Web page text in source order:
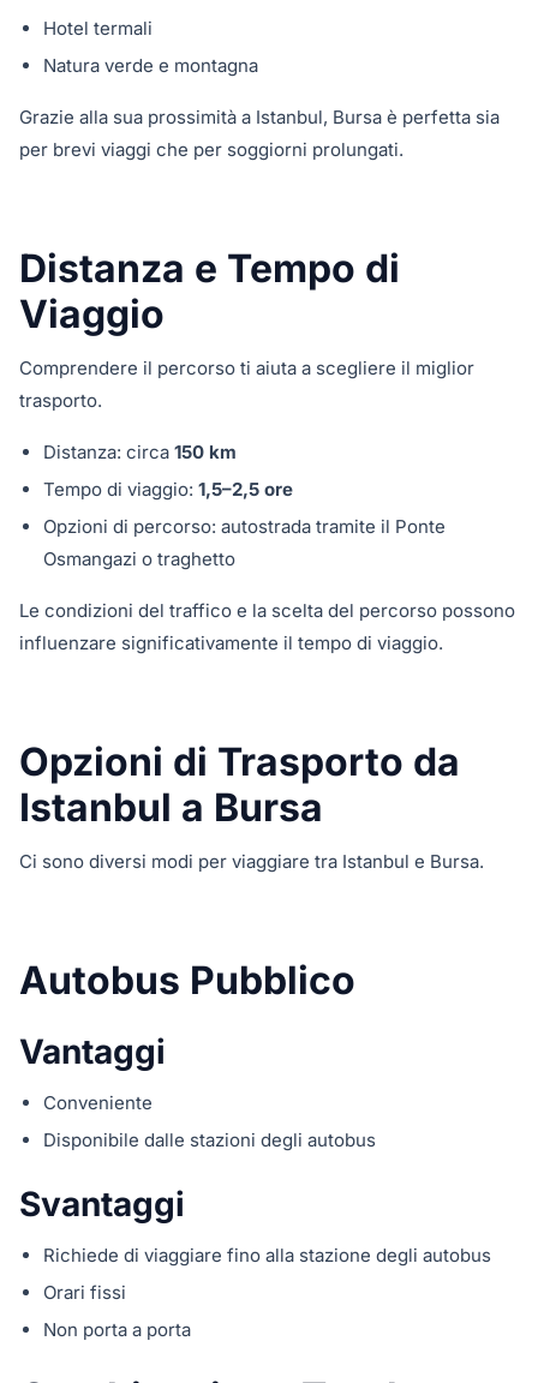
Hotel termali
Natura verde e montagna
Grazie alla sua prossimità a Istanbul, Bursa è perfetta sia
per brevi viaggi che per soggiorni prolungati.
Distanza e Tempo di
Viaggio
Comprendere il percorso ti aiuta a scegliere il miglior
trasporto.
Distanza: circa 150 km
Tempo di viaggio: 1,5–2,5 ore
Opzioni di percorso: autostrada tramite il Ponte
Osmangazi o traghetto
Le condizioni del traffico e la scelta del percorso possono
influenzare significativamente il tempo di viaggio.
Opzioni di Trasporto da
Istanbul a Bursa
Ci sono diversi modi per viaggiare tra Istanbul e Bursa.
Autobus Pubblico
Vantaggi
Conveniente
Disponibile dalle stazioni degli autobus
Svantaggi
Richiede di viaggiare fino alla stazione degli autobus
Orari fissi
Non porta a porta